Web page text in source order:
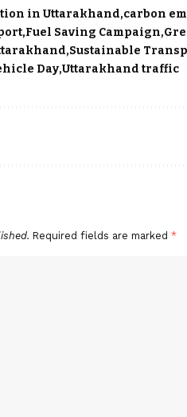
in Uttarakhand carbon
Fuel Saving Campaign
Sustainable
Day Uttarakhand traffic
Required fields are marked *